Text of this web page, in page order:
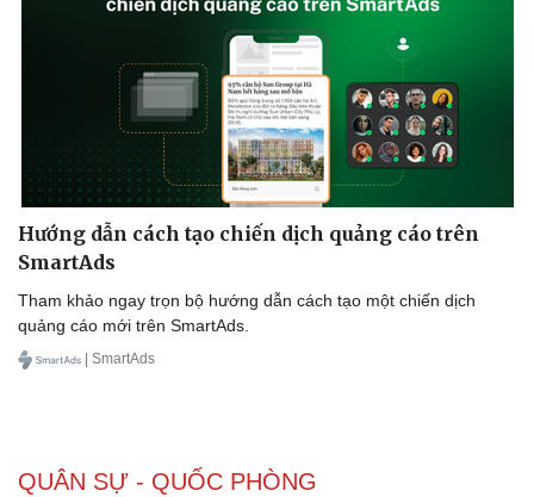
Hướng dẫn cách tạo chiến dịch quảng cáo trên
SmartAds
Tham khảo ngay trọn bộ hướng dẫn cách tạo một chiến dịch
quảng cáo mới trên SmartAds.
| SmartAds
QUÂN SỰ - QUỐC PHÒNG